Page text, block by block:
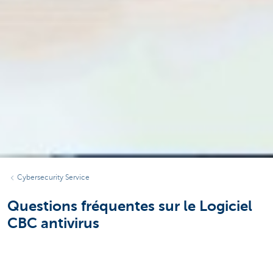
Cybersecurity Service
Questions fréquentes sur le Logiciel
CBC antivirus